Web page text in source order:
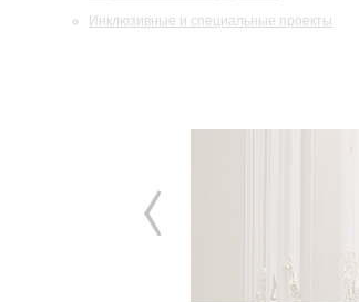
Инклюзивные и специальные проекты